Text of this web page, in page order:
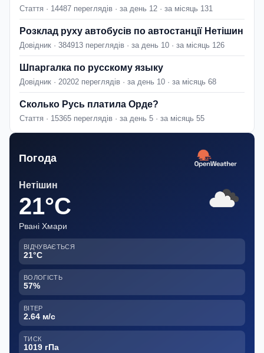
Стаття · 14487 переглядів · за день 12 · за місяць 131
Розклад руху автобусів по автостанції Нетішин
Довідник · 384913 переглядів · за день 10 · за місяць 126
Шпаргалка по русскому языку
Довідник · 20202 переглядів · за день 10 · за місяць 68
Сколько Русь платила Орде?
Стаття · 15365 переглядів · за день 5 · за місяць 55
Погода
Нетішин
21°C
Рвані Хмари
ВІДЧУВАЄТЬСЯ
21°C
ВОЛОГІСТЬ
57%
ВІТЕР
2.64 м/с
ТИСК
1019 гПа